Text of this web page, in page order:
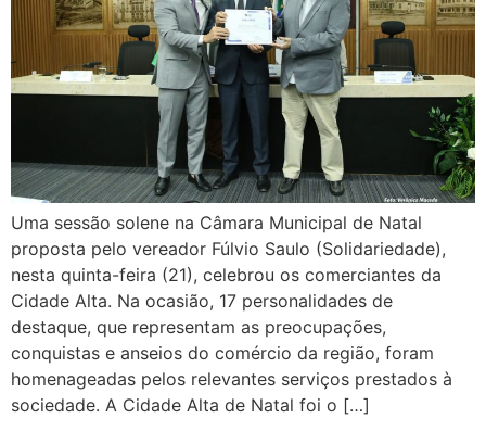
Uma sessão solene na Câmara Municipal de Natal
proposta pelo vereador Fúlvio Saulo (Solidariedade),
nesta quinta-feira (21), celebrou os comerciantes da
Cidade Alta. Na ocasião, 17 personalidades de
destaque, que representam as preocupações,
conquistas e anseios do comércio da região, foram
homenageadas pelos relevantes serviços prestados à
sociedade. A Cidade Alta de Natal foi o […]